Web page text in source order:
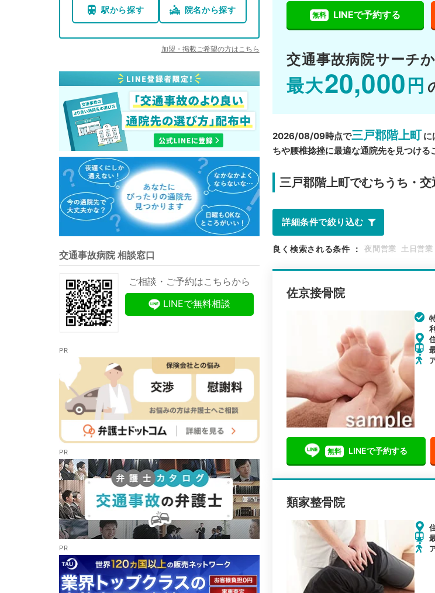
駅から探す 院名から探す
加盟・掲載ご希望の方はこちら
交通事故病院 相談窓口
ご相談・ご予約はこちらから
LINEで無料相談
無料 LINEで予約する
交通事故病院サーチ
最大20,000 円
2026/08/09時点で三戸郡階上町に
ちや腰椎捻挫に最適な通院先を見つける
三戸郡階上町でむちうち・
詳細条件で絞り込む
良く検索される条件 ： 夜間営業 土日営業
佐京接骨院
無料 LINEで予約する
類家整骨院